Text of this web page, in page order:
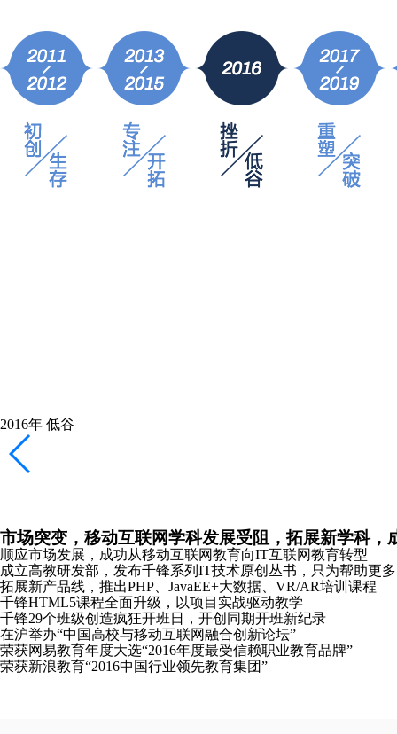
2018年
2019年崛起
发布教研成果，成立“锋云智慧”高校协同服务品牌，
合肥、沈阳、太原分公司成立
千锋教研院“C-Plus”战略发布会在京成功召开